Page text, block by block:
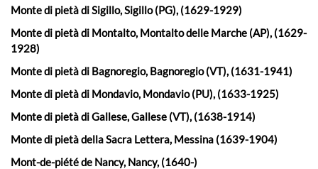
Monte di pietà di Sigillo, Sigillo (PG), (1629-1929)
Monte di pietà di Montalto, Montalto delle Marche (AP), (1629-
1928)
Monte di pietà di Bagnoregio, Bagnoregio (VT), (1631-1941)
Monte di pietà di Mondavio, Mondavio (PU), (1633-1925)
Monte di pietà di Gallese, Gallese (VT), (1638-1914)
Monte di pietà della Sacra Lettera, Messina (1639-1904)
Mont-de-piété de Nancy, Nancy, (1640-)